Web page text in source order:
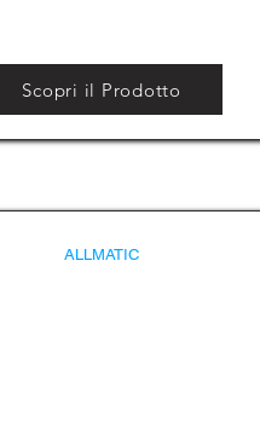
Scopri il Prodotto
ALLMATIC